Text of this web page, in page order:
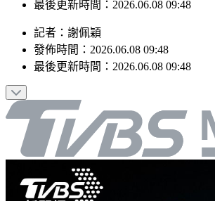
發佈時間：2026.06.08 09:48
最後更新時間：2026.06.08 09:48